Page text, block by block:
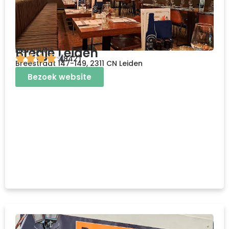
RESTAURANT
Bregje Leiden
4.1
(842)
Breestraat 147-149, 2311 CN Leiden
Bezoek website